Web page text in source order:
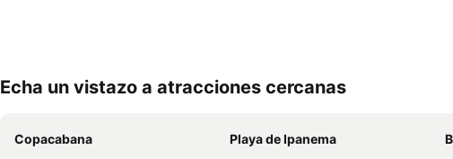
Echa un vistazo a atracciones cercanas
Copacabana Playa de Ipanema